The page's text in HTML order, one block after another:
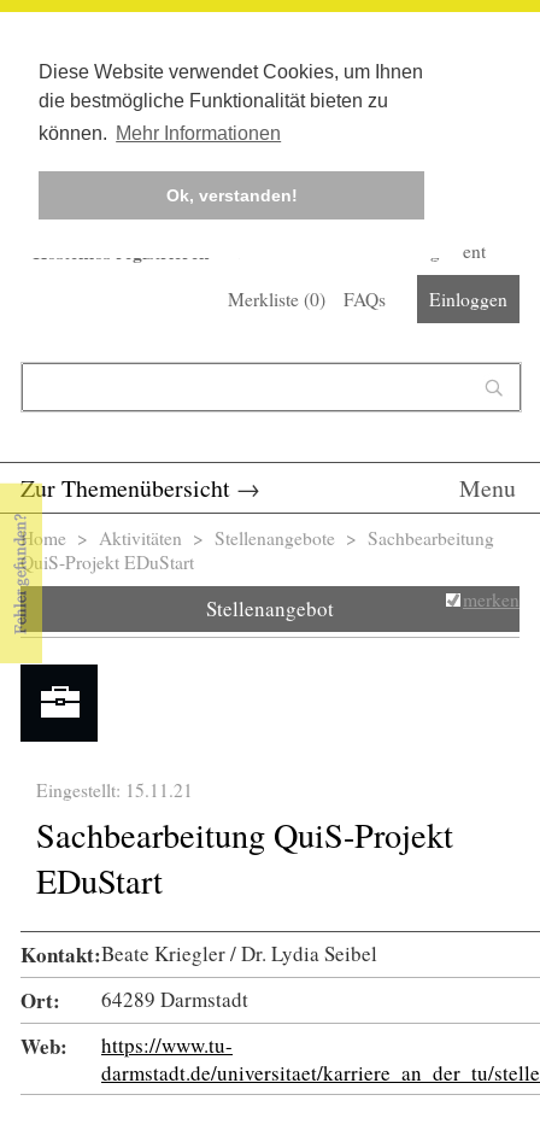
Diese Website verwendet Cookies, um Ihnen
die bestmögliche Funktionalität bieten zu
können. Mehr Informationen
Ok, verstanden!
Kostenlos registrieren
Corona-Management
Merkliste (0) FAQs Einloggen
Zur Themenübersicht → Menu
Sie sind hier
Home > Aktivitäten > Stellenangebote > Sachbearbeitung
QuiS-Projekt EDuStart
Stellenangebot merken
Eingestellt: 15.11.21
Sachbearbeitung QuiS-Projekt
EDuStart
Kontakt:Beate Kriegler / Dr. Lydia Seibel
Ort: 64289 Darmstadt
Web:
https://www.tu-
darmstadt.de/universitaet/karriere_an_der_tu/